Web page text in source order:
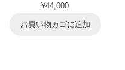
¥44,000
お買い物カゴに追加